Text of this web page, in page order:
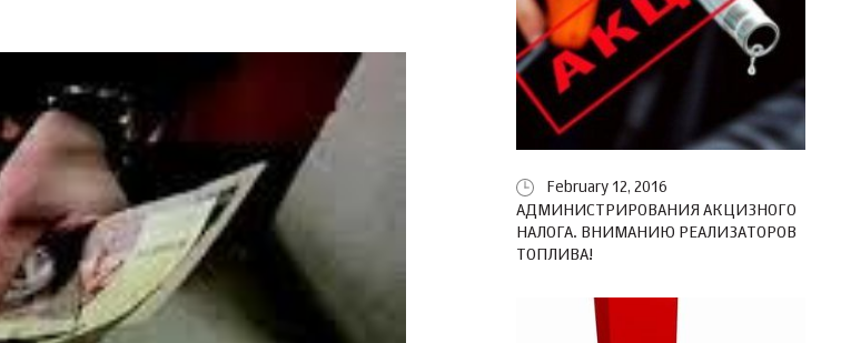
February 12, 2016
АДМИНИСТРИРОВАНИЯ АКЦИЗНОГО
НАЛОГА. ВНИМАНИЮ РЕАЛИЗАТОРОВ
ТОПЛИВА!